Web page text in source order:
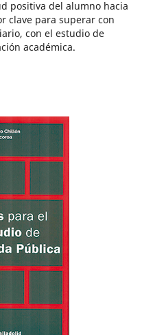
positiva del alumno hacia
clave para superar con
con el estudio de
académica.